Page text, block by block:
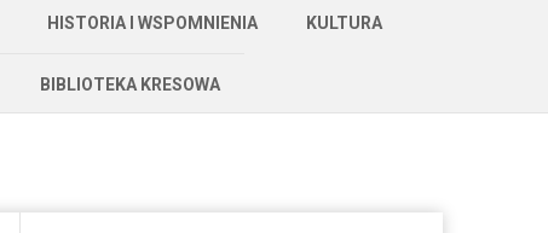
HISTORIA I WSPOMNIENIA KULTURA
BIBLIOTEKA KRESOWA